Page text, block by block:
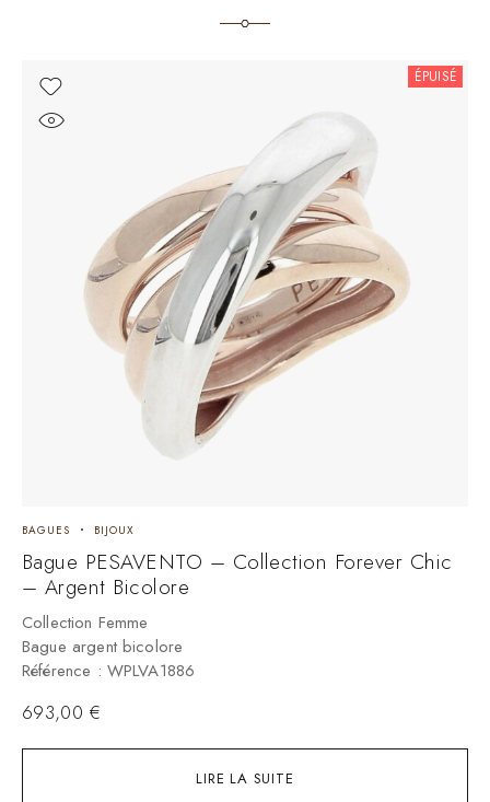
ÉPUISÉ
LIRE LA SUITE
BAGUES BIJOUX
Bague PESAVENTO – Collection Forever Chic
– Argent Bicolore
Collection Femme
Bague argent bicolore
Référence : WPLVA1886
693,00 €